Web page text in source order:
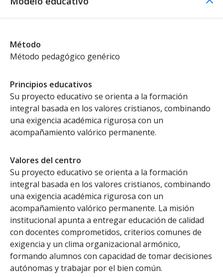
Método
Método pedagógico genérico
Principios educativos
Su proyecto educativo se orienta a la formación
integral basada en los valores cristianos, combinando
una exigencia académica rigurosa con un
acompañamiento valórico permanente.
Valores del centro
Su proyecto educativo se orienta a la formación
integral basada en los valores cristianos, combinando
una exigencia académica rigurosa con un
acompañamiento valórico permanente. La misión
institucional apunta a entregar educación de calidad
con docentes comprometidos, criterios comunes de
exigencia y un clima organizacional armónico,
formando alumnos con capacidad de tomar decisiones
autónomas y trabajar por el bien común.